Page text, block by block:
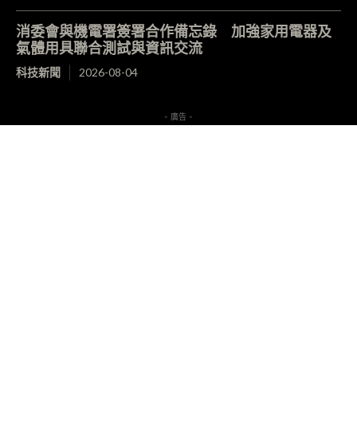
消委會與機電署簽署合作備忘錄 加強家用電器及
氣體用具聯合測試與資訊交流
科技新聞 2026-08-04
- 廣告 -